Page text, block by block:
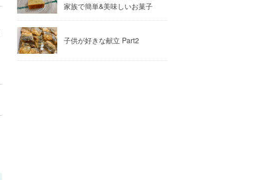
家族で簡単&美味しいお菓子
子供が好きな献立 Part2